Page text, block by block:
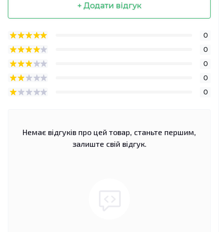
+ Додати відгук
0
0
0
0
0
Немає відгуків про цей товар, станьте першим,
залиште свій відгук.